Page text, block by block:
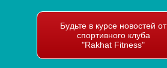
Будьте в курсе новостей от
спортивного клуба
"Rakhat Fitness"